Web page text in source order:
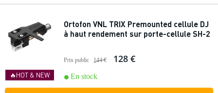
🔥HOT & NEW
Ortofon VNL TRIX Premounted cellule DJ
à haut rendement sur porte-cellule SH-2
Prix public 144 € 128 €
En stock